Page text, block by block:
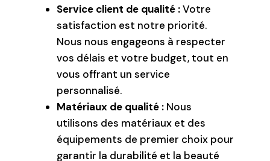
Service client de qualité :Votre
satisfaction est notre priorité.
Nous nous engageons à respecter
vos délais et votre budget, tout en
vous offrant un service
personnalisé.
Matériaux de qualité : Nous
utilisons des matériaux et des
équipements de premier choix pour
garantir la durabilité et la beauté